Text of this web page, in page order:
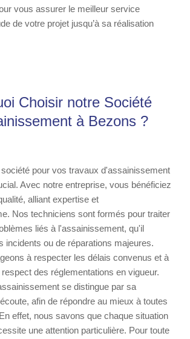
vous assurer le meilleur service
de votre projet jusqu’à sa réalisation
Choisir notre Société
à Bezons ?
pour vos travaux d'assainissement
Avec notre entreprise, vous bénéficiez
alliant expertise et
Nos techniciens sont formés pour traiter
liés à l'assainissement, qu'il
incidents ou de réparations majeures.
à respecter les délais convenus et à
des réglementations en vigueur.
se distingue par sa
afin de répondre au mieux à toutes
effet, nous savons que chaque situation
une attention particulière. Pour toute